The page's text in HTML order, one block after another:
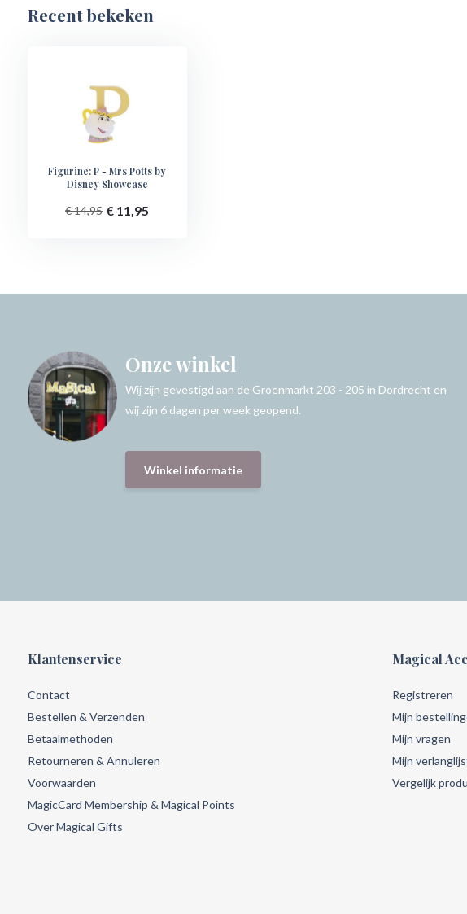
Recent bekeken
Figurine: P - Mrs Potts by
Disney Showcase
€ 14,95 € 11,95
Onze winkel
Wij zijn gevestigd aan de Groenmarkt 203 - 205 in Dordrecht en
wij zijn 6 dagen per week geopend.
Winkel informatie
Klantenservice
Contact
Bestellen & Verzenden
Betaalmethoden
Retourneren & Annuleren
Voorwaarden
MagicCard Membership & Magical Points
Over Magical Gifts
Magical
Registreren
Mijn
Mijn vragen
Mijn
Vergelijk